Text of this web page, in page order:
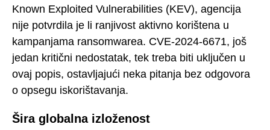
Known Exploited Vulnerabilities (KEV), agencija
nije potvrdila je li ranjivost aktivno korištena u
kampanjama ransomwarea. CVE-2024-6671, još
jedan kritični nedostatak, tek treba biti uključen u
ovaj popis, ostavljajući neka pitanja bez odgovora
o opsegu iskorištavanja.
Šira globalna izloženost